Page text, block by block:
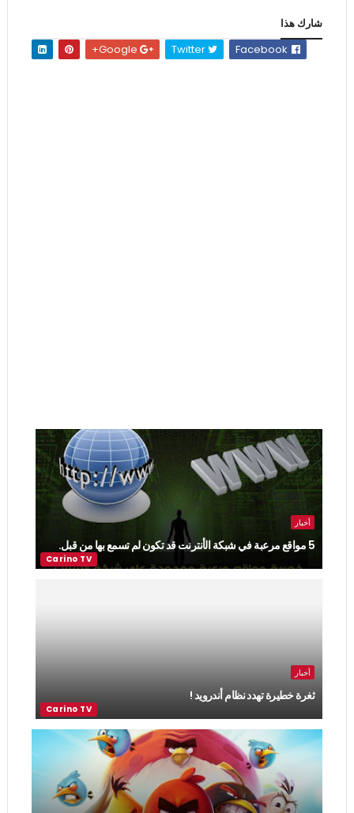
شارك هذا
Twitter
أخبار
5 مواقع مرعبة في شبكة الأنترنت قد تكون لم تسمع بها من قبل.
أخبار
ثغرة خطيرة تهدد نظام أندرويد !